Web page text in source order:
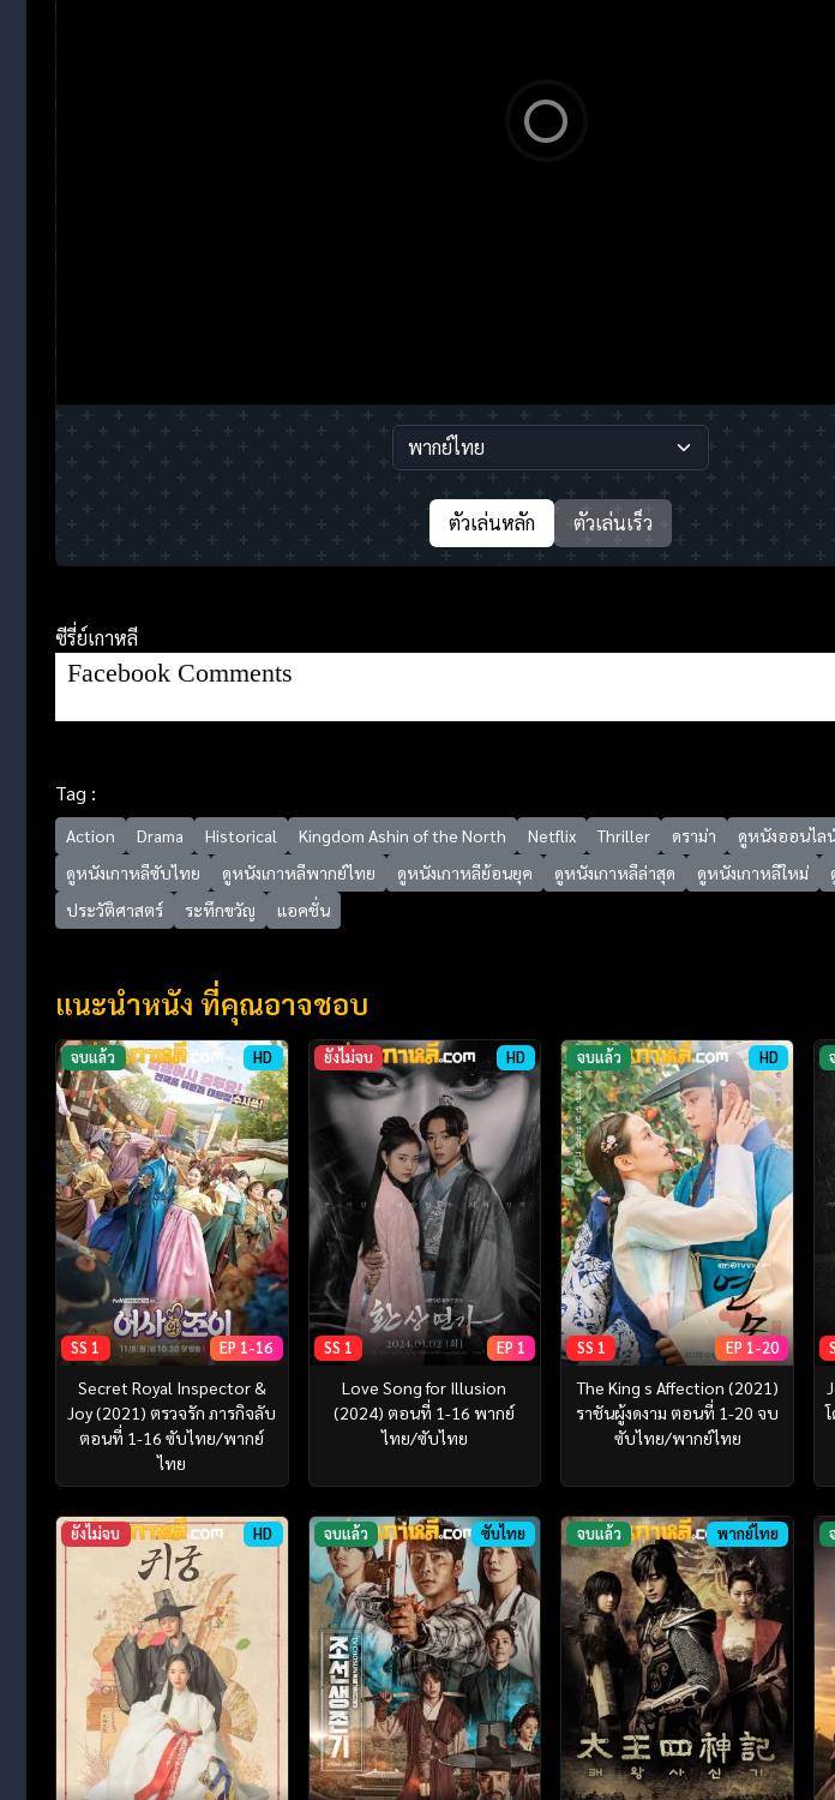
ตัวเล่นหลัก ตัวเล่นเร็ว
ซีรี่ย์เกาหลี
Facebook Comments
Tag :
Action Drama Historical Kingdom Ashin of the North Netflix Thriller ดราม่า ดูหนังออนไล
ดูหนังเกาหลีซับไทย
ดูหนังเกาหลีพากย์ไทย ดูหนังเกาหลีย้อนยุค ดูหนังเกาหลีล่าสุด ดูหนังเกาหลีใหม่
ประวัติศาสตร์
ระทึกขวัญ แอคชั่น
แนะนำหนัง ที่คุณอาจชอบ
จบแล้ว HD
SS 1 EP 1-16
Secret Royal Inspector &
Joy (2021) ตรวจรัก ภารกิจลับ
ตอนที่ 1-16 ซับไทย/พากย์
ไทย
ยังไม่จบ HD
SS 1 EP 1
Love Song for Illusion
(2024) ตอนที่ 1-16 พากย์
ไทย/ซับไทย
จบแล้ว HD
SS 1 EP 1-20
The King s Affection (2021)
ราชันผู้งดงาม ตอนที่ 1-20 จบ
ซับไทย/พากย์ไทย
ยังไม่จบ HD จบแล้ว ซับไทย จบแล้ว พากย์ไทย